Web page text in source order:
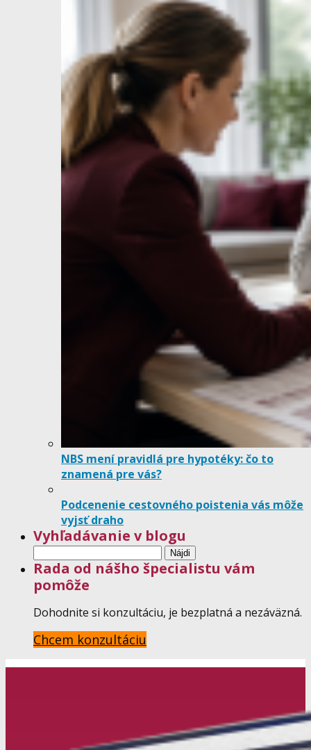
NBS mení pravidlá pre hypotéky: čo to
znamená pre vás?
Podcenenie cestovného poistenia vás môže
vyjsť draho
Vyhľadávanie v blogu
Hľadať:
Rada od nášho špecialistu vám
pomôže
Dohodnite si konzultáciu, je bezplatná a nezáväzná.
Chcem konzultáciu